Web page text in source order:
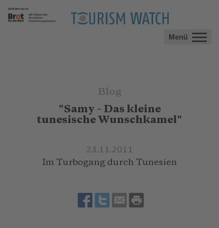
Menü
Blog
"Samy – Das kleine
tunesische Wunschkamel"
23.11.2011
Im Turbogang durch Tunesien